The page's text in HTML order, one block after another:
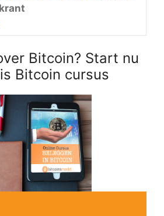
Bitcoin? Start nu
Bitcoin cursus